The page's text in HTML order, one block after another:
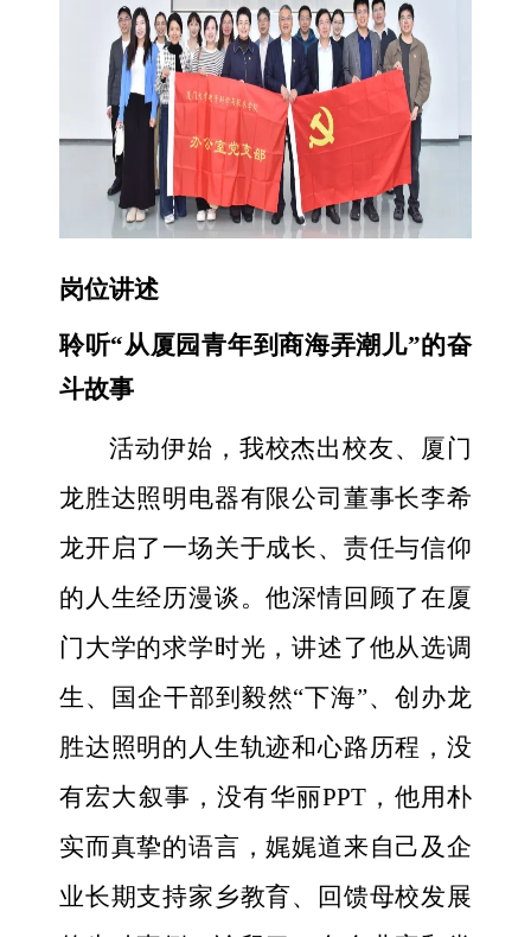
岗位讲述
聆听“从厦园青年到商海弄潮儿”的奋
斗故事
活动伊始，我校杰出校友、厦门
龙胜达照明电器有限公司董事长李希
龙开启了一场关于成长、责任与信仰
的人生经历漫谈。他深情回顾了在厦
门大学的求学时光，讲述了他从选调
生、国企干部到毅然“下海”、创办龙
胜达照明的人生轨迹和心路历程，没
有宏大叙事，没有华丽PPT，他用朴
实而真挚的语言，娓娓道来自己及企
业长期支持家乡教育、回馈母校发展